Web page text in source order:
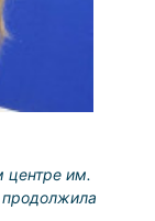
центре им.